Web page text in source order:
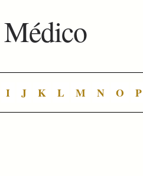
I J K L M N O P